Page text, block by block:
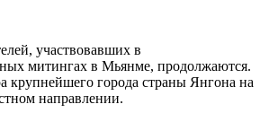
участвовавших в
митингах в Мьянме, продолжаются.
крупнейшего города страны Янгона на
направлении.